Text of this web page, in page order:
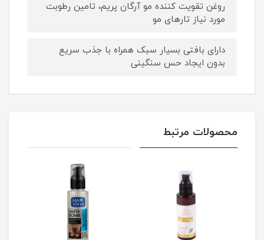
روغن تقویت کننده مو آرگان پریم، تامین رطوبت
مورد نیاز تارهای مو
دارای بافتی بسیار سبک همراه با جذب سریع
بدون ایجاد حس سنگینی
محصولات مرتبط